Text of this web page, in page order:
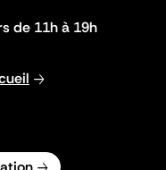
de 11h à 19h